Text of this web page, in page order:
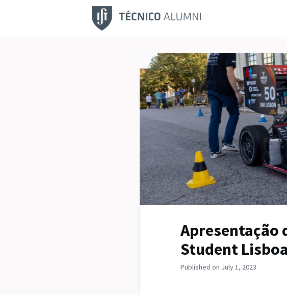
Notícias
Apresentação
Student
Published on July 1, 2023